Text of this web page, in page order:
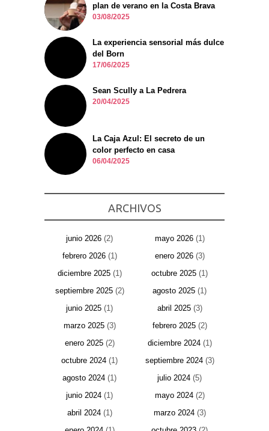
plan de verano en la Costa Brava
03/08/2025
La experiencia sensorial más dulce
del Born
17/06/2025
Sean Scully a La Pedrera
20/04/2025
La Caja Azul: El secreto de un
color perfecto en casa
06/04/2025
ARCHIVOS
junio 2026 (2) mayo 2026(1)
febrero 2026(1) enero 2026(3)
diciembre 2025(1) octubre 2025 (1)
septiembre 2025(2) agosto 2025 (1)
junio 2025 (1) abril 2025(3)
marzo 2025(3) febrero 2025(2)
enero 2025(2) diciembre 2024(1)
octubre 2024 (1) septiembre 2024(3)
agosto 2024 (1) julio 2024 (5)
junio 2024 (1) mayo 2024(2)
abril 2024(1) marzo 2024(3)